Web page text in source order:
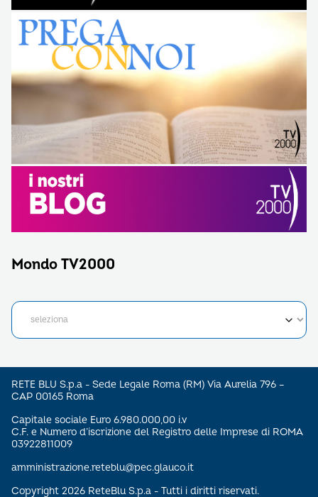
Mondo TV2000
RETE BLU S.p.a - Sede Legale Roma (RM) Via Aurelia 796 –
CAP 00165 Roma
Capitale sociale Euro 6.980.000,00 i.v
C.F. e Numero d’iscrizione del Registro delle Imprese di ROMA
03922811009
amministrazione.reteblu@pec.glauco.it
Copyright 2026 ReteBlu S.p.a - Tutti i diritti riservati.